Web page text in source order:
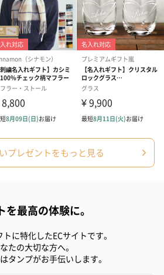
プレゼントをもっと見る
を最高の体験に。
に特化したECサイトです。
たの大切な方へ。
タンプがお手伝いします。